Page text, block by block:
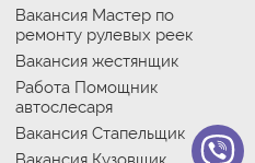
Вакансия Мастер по
ремонту рулевых реек
Вакансия жестянщик
Работа Помощник
автослесаря
Вакансия Стапельщик